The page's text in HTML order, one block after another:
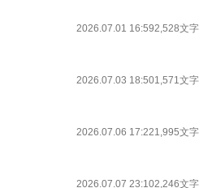
2026.07.01 16:592,528文字
2026.07.03 18:501,571文字
2026.07.06 17:221,995文字
2026.07.07 23:102,246文字